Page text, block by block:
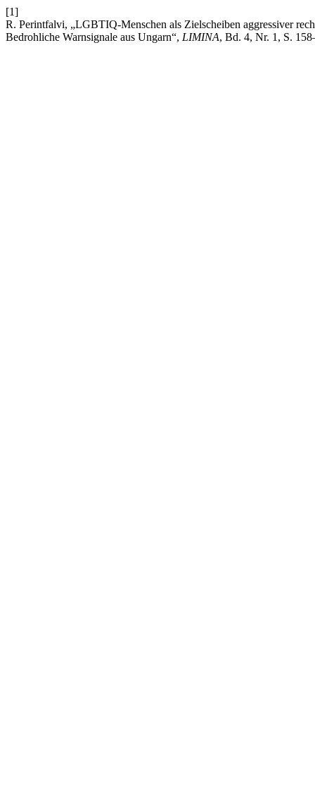
[1]
R. Perintfalvi, „LGBTIQ-Menschen als Zielscheiben aggressiver
Bedrohliche Warnsignale aus Ungarn“, LIMINA, Bd. 4, Nr. 1, S.